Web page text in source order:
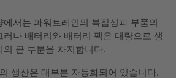
서는 파워트레인의 복잡성과 부품의
나 배터리와 배터리 팩은 대량으로 생
큰 부분을 차지합니다.
생산은 대부분 자동화되어 있습니다.